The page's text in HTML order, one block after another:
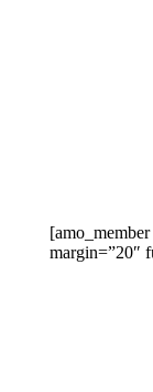
margin=”20″